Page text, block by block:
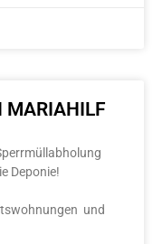
Deponie!
und